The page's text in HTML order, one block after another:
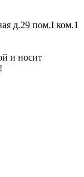
д.29 пом.I ком.1
и носит